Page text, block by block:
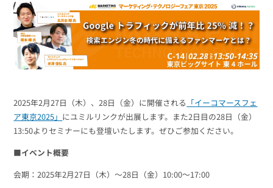
kintone（キントーン）メール配信
SMS配信サービス
認証サービス
Webプッシュ通知サービス
コストを抑える
遅延なく確実・高速に送る
組織的に管理
効果改善・顧客育成
セミナー
ブログ・各種資料
マーケティングブログ
資料ダウンロード
資料請求・お問い合わせ
無料トライアル
（平日 10:00〜18:00）
2025年2月27日（木）、28日（金）に開催される 「イーコマースフェ
ア東京2025」 にユミルリンクが出展します。また2日目の28日（金）
13:50よりセミナーにも登壇いたします。ぜひご参加ください。
■イベント概要
会期：2025年2月27日（木）～28日（金）10:00～17:00